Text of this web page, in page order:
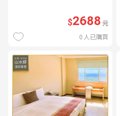
$2688元
0 人已購買